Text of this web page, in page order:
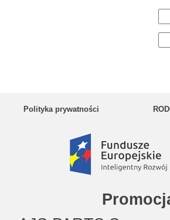
Polityka prywatności